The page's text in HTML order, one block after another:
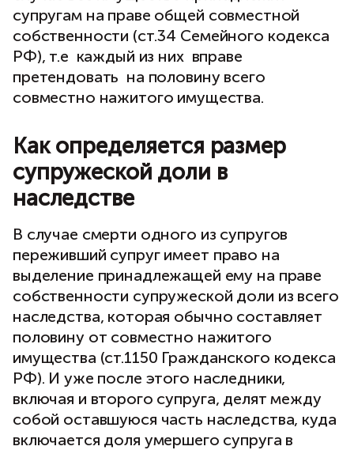
супругам на праве общей совместной
собственности (ст.34 Семейного кодекса
РФ), т.е каждый из них вправе
претендовать на половину всего
совместно нажитого имущества.
Как определяется размер
супружеской доли в
наследстве
В случае смерти одного из супругов
переживший супруг имеет право на
выделение принадлежащей ему на праве
собственности супружеской доли из всего
наследства, которая обычно составляет
половину от совместно нажитого
имущества (ст.1150 Гражданского кодекса
РФ). И уже после этого наследники,
включая и второго супруга, делят между
собой оставшуюся часть наследства, куда
включается доля умершего супруга в